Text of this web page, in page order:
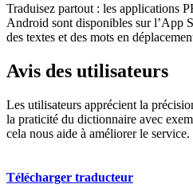
Traduisez partout : les applications
Android sont disponibles sur l’App
des textes et des mots en
Avis des utilisateurs
Les utilisateurs apprécient la
la praticité du dictionnaire avec
cela nous aide à améliorer le service.
Télécharger traducteur